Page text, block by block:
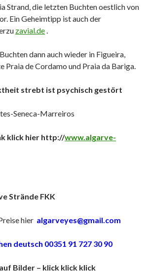
Strand, die letzten Buchten oestlich von
Ein Geheimtipp ist auch der
zavial.de.
dann auch wieder in Figueira,
Praia de Cordamo und Praia da Bariga.
strebt ist psychisch gestört
Seneca-Marreiros
klick hier http://www.algarve-
Strände FKK
hier algarveyes@gmail.com
deutsch 00351 91 727 30 90
Bilder – klick klick klick